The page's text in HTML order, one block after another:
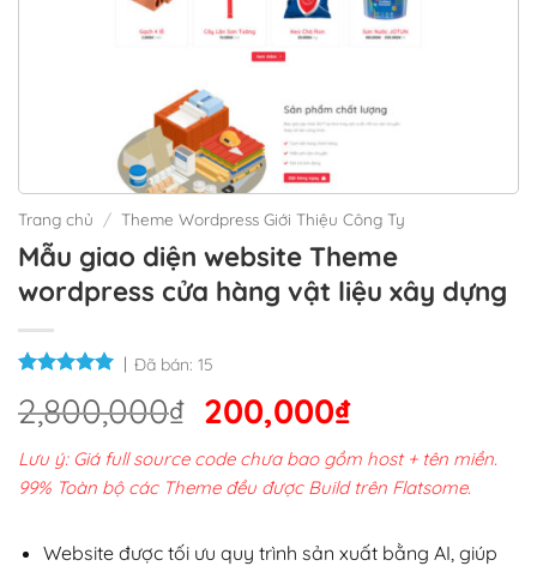
Trang chủ / Theme Wordpress Giới Thiệu Công Ty
Mẫu giao diện website Theme
wordpress cửa hàng vật liệu xây dựng
Đã bán: 15
2,800,000₫ Giá
gốc
là:
2,800,000₫.
200,000₫Giá
hiện
tại
200,000₫.
Lưu ý: Giá full source code chưa bao gồm host + tên miền.
99% Toàn bộ các Theme đều được Build trên Flatsome.
Website được tối ưu quy trình sản xuất bằng AI, giúp